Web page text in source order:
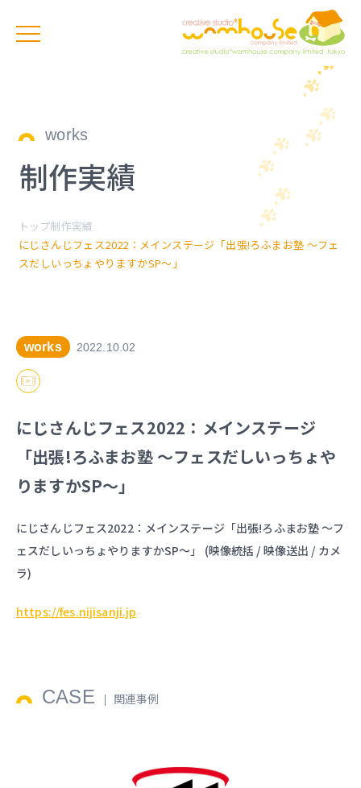
works
制作実績
トップ制作実績
にじさんじフェス2022：メインステージ「出張!ろふまお塾 〜フェ
スだしいっちょやりますかSP〜」
works 2022.10.02
にじさんじフェス2022：メインステージ
「出張!ろふまお塾 〜フェスだしいっちょや
りますかSP〜」
にじさんじフェス2022：メインステージ「出張!ろふまお塾 〜フ
ェスだしいっちょやりますかSP〜」 (映像統括 / 映像送出 / カメ
ラ)
https://fes.nijisanji.jp
CASE 関連事例